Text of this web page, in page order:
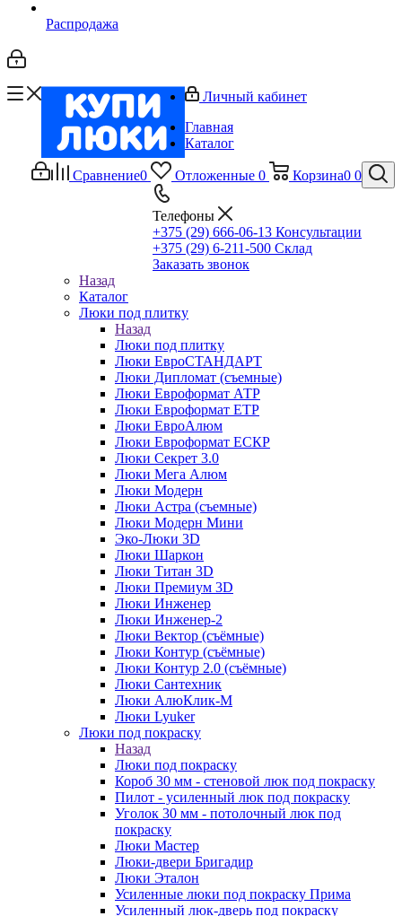
Распродажа
Сравнение0 Отложенные 0 Корзина0 0
Телефоны
+375 (29) 666-06-13 Консультации
+375 (29) 6-211-500 Склад
Заказать звонок
Личный кабинет
Главная
Каталог
Назад
Каталог
Люки под плитку
Назад
Люки под плитку
Люки ЕвроСТАНДАРТ
Люки Дипломат (съемные)
Люки Евроформат АТР
Люки Евроформат ЕТР
Люки ЕвроАлюм
Люки Евроформат ЕСКР
Люки Секрет 3.0
Люки Мега Алюм
Люки Модерн
Люки Астра (съемные)
Люки Модерн Мини
Эко-Люки 3D
Люки Шаркон
Люки Титан 3D
Люки Премиум 3D
Люки Инженер
Люки Инженер-2
Люки Вектор (съёмные)
Люки Контур (съёмные)
Люки Контур 2.0 (съёмные)
Люки Сантехник
Люки АлюКлик-М
Люки Lyuker
Люки под покраску
Назад
Люки под покраску
Короб 30 мм - стеновой люк под покраску
Пилот - усиленный люк под покраску
Уголок 30 мм - потолочный люк под
покраску
Люки Мастер
Люки-двери Бригадир
Люки Эталон
Усиленные люки под покраску Прима
Усиленный люк-дверь под покраску